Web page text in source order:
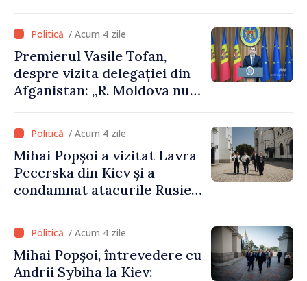
/ Acum 4 zile
Premierul Vasile Tofan,
despre vizita delegației din
Afganistan: „R. Moldova nu
talibană. Aprobarea acestei
vizite a fost o eroare de
evaluare și de coordonare
instituțională”
/ Acum 4 zile
Mihai Popșoi a vizitat Lavra
Pecerska din Kiev și a
condamnat atacurile Rusiei
cultural al Ucrainei
/ Acum 4 zile
Mihai Popșoi, întrevedere cu
Andrii Sybiha la Kiev: